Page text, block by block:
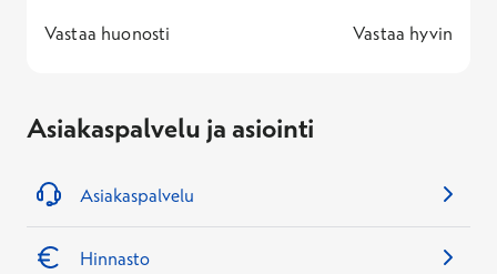
1 -
Vastaa huonosti
— 5 -
Vastaa hyvin
Asiakaspalvelu ja asiointi
Asiakaspalvelu
Hinnasto